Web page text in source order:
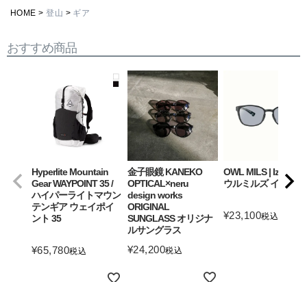
HOME 登山 ギア
おすすめ商品
Hyperlite Mountain
Gear WAYPOINT 35 /
ハイパーライトマウン
テンギア ウェイポイ
ント 35
¥65,780税込
金子眼鏡 KANEKO
OPTICAL×neru
design works
ORIGINAL
SUNGLASS オリジナ
ルサングラス
¥24,200税込
OWL MILS | Izanagi
ウルミルズ イザナギ
¥23,100税込